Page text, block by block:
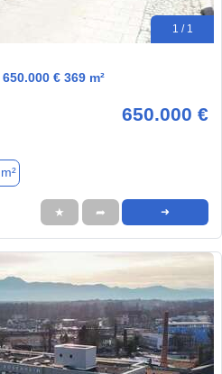
1 / 1
€ 369 m²
650.000 €
★ ➦ ➜